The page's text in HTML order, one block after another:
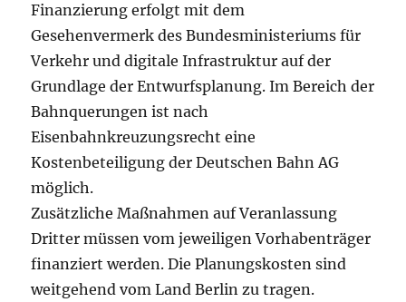
Finanzierung erfolgt mit dem
Gesehenvermerk des Bundesministeriums für
Verkehr und digitale Infrastruktur auf der
Grundlage der Entwurfsplanung. Im Bereich der
Bahnquerungen ist nach
Eisenbahnkreuzungsrecht eine
Kostenbeteiligung der Deutschen Bahn AG
möglich.
Zusätzliche Maßnahmen auf Veranlassung
Dritter müssen vom jeweiligen Vorhabenträger
finanziert werden. Die Planungskosten sind
weitgehend vom Land Berlin zu tragen.